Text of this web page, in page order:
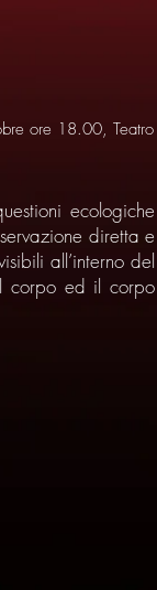
ore 18.00, Teatro
ecologiche
diretta e
all’interno del
corpo ed il corpo